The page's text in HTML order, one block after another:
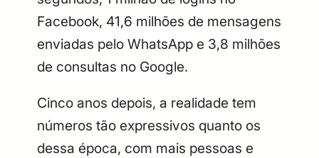
Facebook, 41,6 milhões de mensagens
enviadas pelo WhatsApp e 3,8 milhões
de consultas no Google.
Cinco anos depois, a realidade tem
números tão expressivos quanto os
dessa época, com mais pessoas e